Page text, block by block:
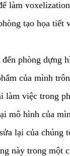
làm
tạo họa tiết
phòng dựng
của mình
làm việc trong
mô hình của
lại của chúng
này trong một